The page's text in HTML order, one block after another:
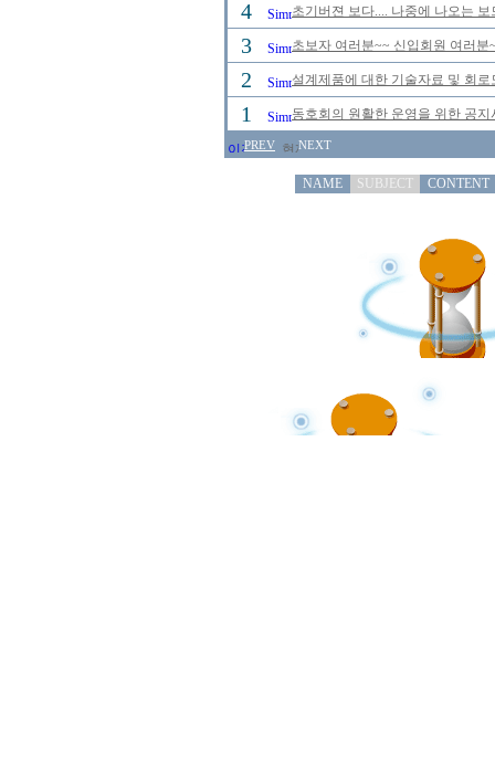
4 초기버젼 보다.... 나중에 나오는
3 초보자 여러분~~ 신입회원 여러
2 설계제품에 대한 기술자료 및 회
1 동호회의 원활한 운영을 위한 공
PREV NEXT